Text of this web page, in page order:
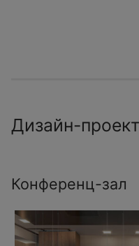
Дизайн-
Конференц-зал